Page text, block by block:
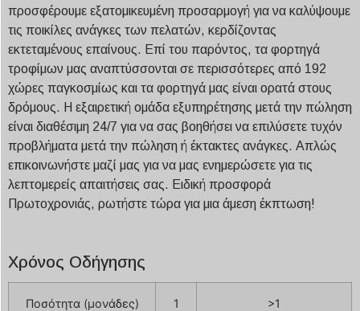
προσφέρουμε εξατομικευμένη προσαρμογή για να καλύψουμε
τις ποικίλες ανάγκες των πελατών, κερδίζοντας
εκτεταμένους επαίνους. Επί του παρόντος, τα φορτηγά
τροφίμων μας αναπτύσσονται σε περισσότερες από 192
χώρες παγκοσμίως και τα φορτηγά μας είναι ορατά στους
δρόμους. Η εξαιρετική ομάδα εξυπηρέτησης μετά την πώληση
είναι διαθέσιμη 24/7 για να σας βοηθήσει να επιλύσετε τυχόν
προβλήματα μετά την πώληση ή έκτακτες ανάγκες. Απλώς
επικοινωνήστε μαζί μας για να μας ενημερώσετε για τις
λεπτομερείς απαιτήσεις σας. Ειδική προσφορά
Πρωτοχρονιάς, ρωτήστε τώρα για μια άμεση έκπτωση!
Χρόνος Οδήγησης
Ποσότητα (μονάδες) 1 >1